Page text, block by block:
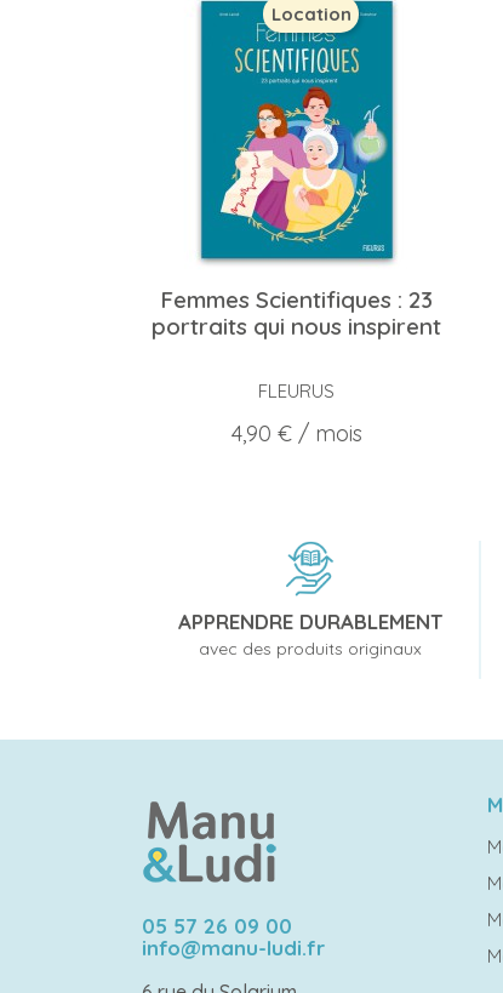
Femmes Scientifiques : 23
portraits qui nous inspirent
FLEURUS
Prix
4,90 €/ mois
Location
APPRENDRE DURABLEMENT
avec des produits originaux
05 57 26 09 00
info@manu-ludi.fr